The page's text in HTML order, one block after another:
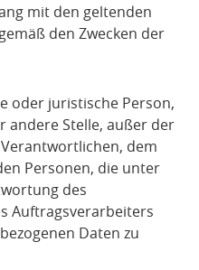
mit den geltenden
den Zwecken der
oder juristische Person,
andere Stelle, außer der
dem
Personen, die unter
des
Auftragsverarbeiters
Daten zu